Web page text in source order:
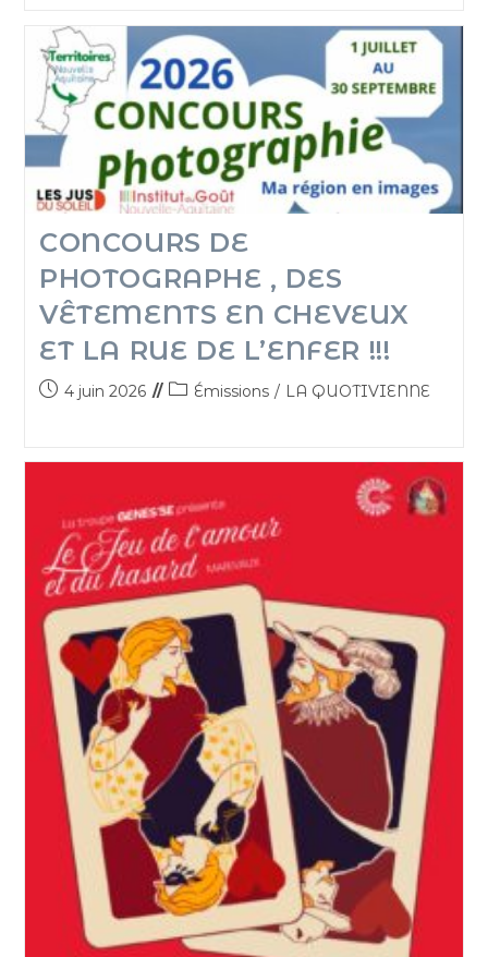
CONCOURS DE
PHOTOGRAPHE , DES
VÊTEMENTS EN CHEVEUX
ET LA RUE DE L’ENFER !!!
4 juin 2026 Émissions / LA QUOTIVIENNE